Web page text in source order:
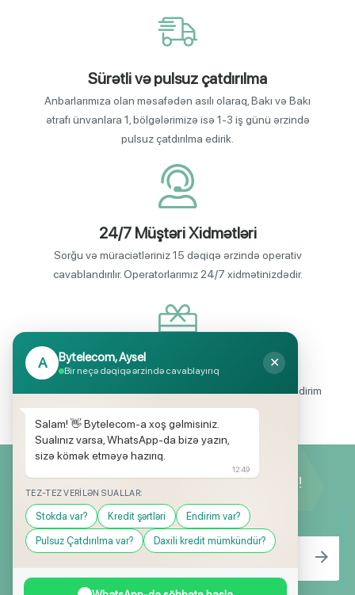
Sürətli və pulsuz çatdırılma
Anbarlarımıza olan məsafədən asılı olaraq, Bakı və Bakı
ətrafı ünvanlara 1, bölgələrimizə isə 1-3 iş günü ərzində
pulsuz çatdırılma edirik.
24/7 Müştəri Xidmətləri
Sorğu və müraciətləriniz 15 dəqiqə ərzində operativ
cavablandırılır. Operatorlarımız 24/7 xidmətinizdədir.
Endirimli məhsul seçimi
Mağazalarımızda mütəmadi olaraq, yüksək məbləğli endirim
və hədiyyə kampaniyaları keçirilir.
Yeniliklərimizdən ilk siz xəbərdar olun!
A Bytelecom, Aysel
Bir neçə dəqiqə ərzində cavablayırıq
✕
Salam! 👋 Bytelecom-a xoş gəlmisiniz.
Sualınız varsa, WhatsApp-da bizə yazın,
sizə kömək etməyə hazırıq.
12:49
TEZ-TEZ VERILƏN SUALLAR:
Stokda var? Kredit şərtləri Endirim var?
Pulsuz Çatdırılma var? Daxili kredit mümkündür?